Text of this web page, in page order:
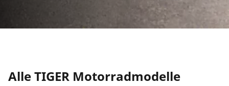
Alle TIGER Motorradmodelle